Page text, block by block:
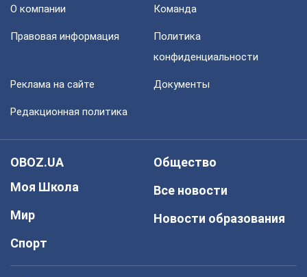
О компании Команда
Правовая информация
Политика
конфиденциальности
Реклама на сайте Документы
Редакционная политика
OBOZ.UA
Моя Школа
Мир
Спорт
Общество
Все новости
Новости образования